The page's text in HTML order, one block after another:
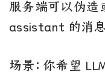
服务端可以伪造
assistant 的消
场景：你希望